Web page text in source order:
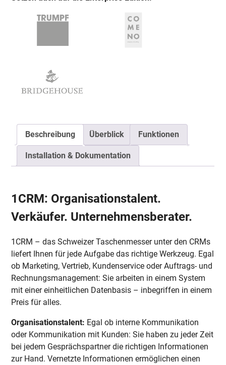
Beschreibung Überblick Funktionen
Installation & Dokumentation
1CRM: Organisationstalent.
Verkäufer. Unternehmensberater.
1CRM – das Schweizer Taschenmesser unter den CRMs
liefert Ihnen für jede Aufgabe das richtige Werkzeug. Egal
ob Marketing, Vertrieb, Kundenservice oder Auftrags- und
Rechnungsmanagement: Sie arbeiten in einem System
mit einer einheitlichen Datenbasis – inbegriffen in einem
Preis für alles.
Organisationstalent: Egal ob interne Kommunikation
oder Kommunikation mit Kunden: Sie haben zu jeder Zeit
bei jedem Gesprächspartner die richtigen Informationen
zur Hand. Vernetzte Informationen ermöglichen einen